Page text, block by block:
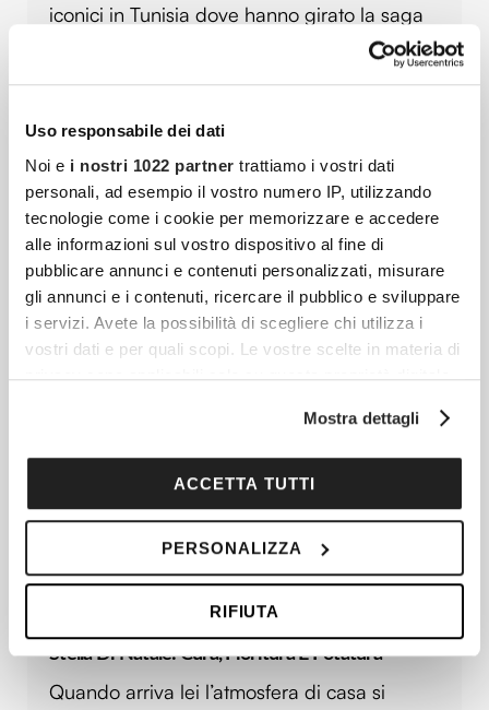
Uso responsabile dei dati
Noi e i nostri 1022 partner trattiamo i vostri dati
personali, ad esempio il vostro numero IP, utilizzando
tecnologie come i cookie per memorizzare e accedere
alle informazioni sul vostro dispositivo al fine di
pubblicare annunci e contenuti personalizzati, misurare
gli annunci e i contenuti, ricercare il pubblico e sviluppare
i servizi. Avete la possibilità di scegliere chi utilizza i
vostri dati e per quali scopi. Le vostre scelte in materia di
privacy sono applicabili solo su questa proprietà digitale
modificare o revocare il proprio consenso in qualsiasi
momento dalla Dichiarazione sui cookie o facendo clic
sull'icona di attivazione della privacy.
raccogliere informazioni sulla tua posizione
geografica, con un'approssimazione di qualche
Identificare il tuo dispositivo, scansionandolo
attivamente alla ricerca di caratteristiche specifiche
(impronte digitali).
Mostra dettagli
ACCETTA TUTTI
PERSONALIZZA
RIFIUTA
iconici in Tunisia dove hanno girato la saga
di Star Wars, devi conoscere precisamente
Come Funziona Una Vacanza In Barca A Vela:
Cosa Sapere Prima Di Salpare
Hai mai sognato di svegliarti cullato dalle
onde, lontano dal traffico e dalla folla? Una
vacanza in barca a vela è un’esperienza
unica, capace di
Canzoni Da Ascoltare Nel Periodo Natalizio: 20
Che atmosfera, che magia! Scopriamo 20
proposte imperdibili da ascoltare nel
periodo natalizio: siete pronti a entrare nel
mood?
Stella Di Natale: Cura, Fioritura E Potatura
Quando arriva lei l’atmosfera di casa si